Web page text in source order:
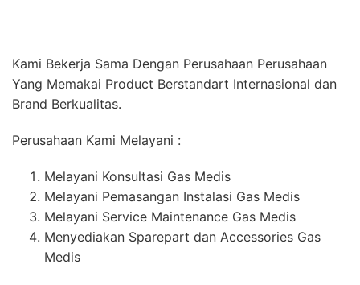
Kami Bekerja Sama Dengan Perusahaan Perusahaan
Yang Memakai Product Berstandart Internasional dan
Brand Berkualitas.
Perusahaan Kami Melayani :
Melayani Konsultasi Gas Medis
Melayani Pemasangan Instalasi Gas Medis
Melayani Service Maintenance Gas Medis
Menyediakan Sparepart dan Accessories Gas
Medis